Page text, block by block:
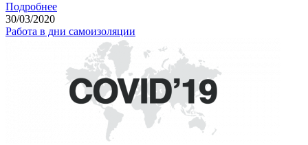
Подробнее
30/03/2020
Работа в дни самоизоляции